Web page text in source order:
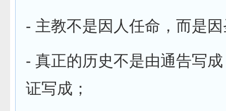
- 主教不是因人任命，而是
- 真正的历史不是由通告写
证写成；